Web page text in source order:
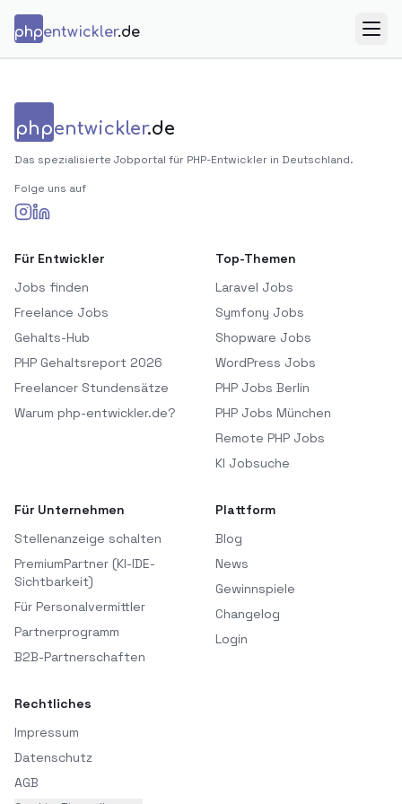
phpentwickler.de
phpentwickler.de
Das spezialisierte Jobportal für PHP-Entwickler in Deutschland.
Folge uns auf
Für Entwickler
Jobs finden
Freelance Jobs
Gehalts-Hub
PHP Gehaltsreport 2026
Freelancer Stundensätze
Warum php-entwickler.de?
Top-Themen
Laravel Jobs
Symfony Jobs
Shopware Jobs
WordPress Jobs
PHP Jobs Berlin
PHP Jobs München
Remote PHP Jobs
KI Jobsuche
Für Unternehmen
Stellenanzeige schalten
PremiumPartner (KI-IDE-
Sichtbarkeit)
Für Personalvermittler
Partnerprogramm
B2B-Partnerschaften
Plattform
Blog
News
Gewinnspiele
Changelog
Login
Rechtliches
Impressum
Datenschutz
AGB